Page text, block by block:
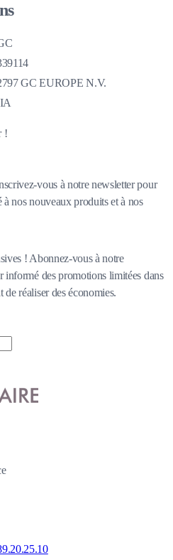
GC EUROPE N.V.
!
vous à notre newsletter pour
nos nouveaux produits et à nos
! Abonnez-vous à notre
informé des promotions limitées dans
réaliser des économies.